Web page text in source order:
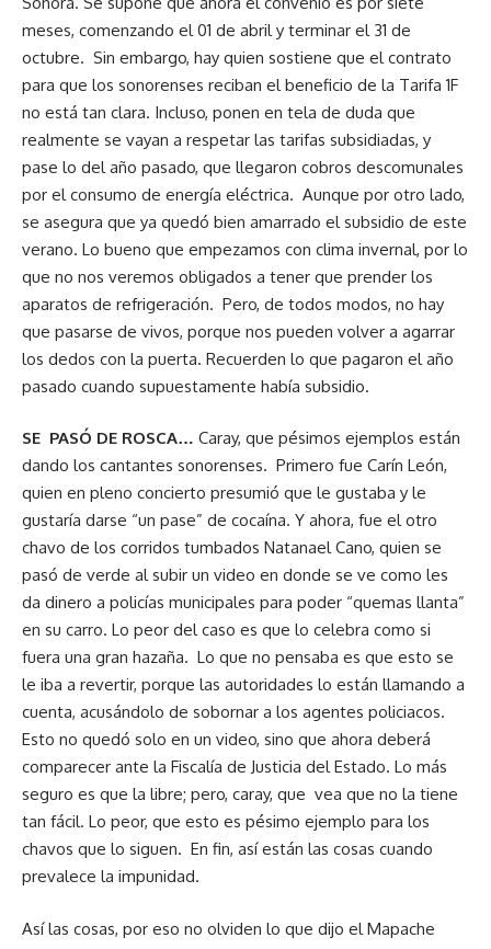
meses, comenzando el 01 de abril y terminar el 31 de
octubre. Sin embargo, hay quien sostiene que el contrato
para que los sonorenses reciban el beneficio de la Tarifa 1F
no está tan clara. Incluso, ponen en tela de duda que
realmente se vayan a respetar las tarifas subsidiadas, y
pase lo del año pasado, que llegaron cobros descomunales
por el consumo de energía eléctrica. Aunque por otro lado,
se asegura que ya quedó bien amarrado el subsidio de este
verano. Lo bueno que empezamos con clima invernal, por lo
que no nos veremos obligados a tener que prender los
aparatos de refrigeración. Pero, de todos modos, no hay
que pasarse de vivos, porque nos pueden volver a agarrar
los dedos con la puerta. Recuerden lo que pagaron el año
pasado cuando supuestamente había subsidio.
SE PASÓ DE ROSCA… Caray, que pésimos ejemplos están
dando los cantantes sonorenses. Primero fue Carín León,
quien en pleno concierto presumió que le gustaba y le
gustaría darse “un pase” de cocaína. Y ahora, fue el otro
chavo de los corridos tumbados Natanael Cano, quien se
pasó de verde al subir un video en donde se ve como les
da dinero a policías municipales para poder “quemas llanta”
en su carro. Lo peor del caso es que lo celebra como si
fuera una gran hazaña. Lo que no pensaba es que esto se
le iba a revertir, porque las autoridades lo están llamando a
cuenta, acusándolo de sobornar a los agentes policiacos.
Esto no quedó solo en un video, sino que ahora deberá
comparecer ante la Fiscalía de Justicia del Estado. Lo más
seguro es que la libre; pero, caray, que vea que no la tiene
tan fácil. Lo peor, que esto es pésimo ejemplo para los
chavos que lo siguen. En fin, así están las cosas cuando
prevalece la impunidad.
Así las cosas, por eso no olviden lo que dijo el Mapache